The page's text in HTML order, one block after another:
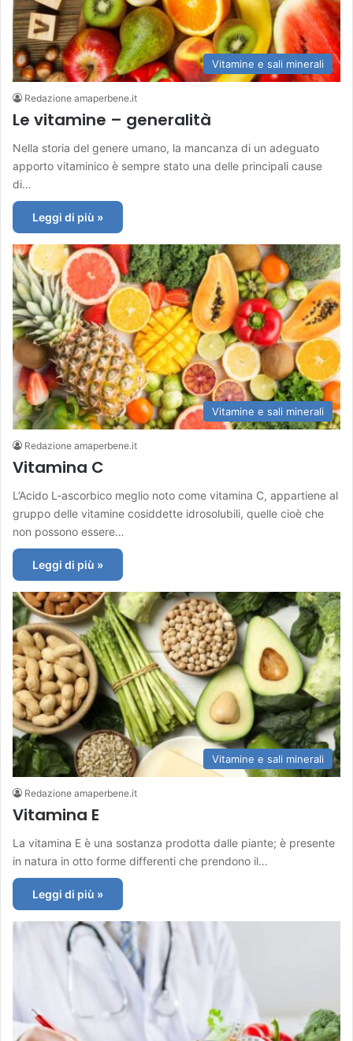
Vitamine e sali minerali
Redazione amaperbene.it
Le vitamine – generalità
Nella storia del genere umano, la mancanza di un adeguato
apporto vitaminico è sempre stato una delle principali cause
di…
Leggi di più »
Vitamine e sali minerali
Redazione amaperbene.it
Vitamina C
L’Acido L-ascorbico meglio noto come vitamina C, appartiene al
gruppo delle vitamine cosiddette idrosolubili, quelle cioè che
non possono essere…
Leggi di più »
Vitamine e sali minerali
Redazione amaperbene.it
Vitamina E
La vitamina E è una sostanza prodotta dalle piante; è presente
in natura in otto forme differenti che prendono il…
Leggi di più »